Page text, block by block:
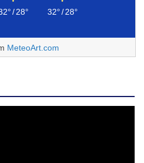
/28° 32°/28°
MeteoArt.com